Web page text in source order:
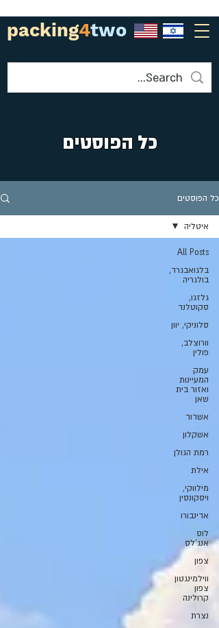
packing4two
כל הפוסטים
כל הפוסטים
All Posts
בלגואבגרד,
בולגריה
גלזגו,
סקוטלנד
סלוניקי, יוון
וורוצלב,
פולין
עמק
המעיינות
ואזור בית
שאן
אשדוד
אשקלון
רמת הגולן
אילת
מילווקי,
ויסקונסין
אדינבורו
לוס
אנג'לס
צפון
ווילמינגטון
צפון
קרולינה
נצרת
איטליה